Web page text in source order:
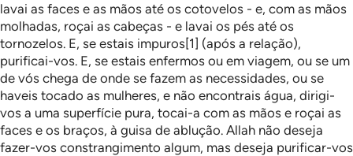
lavai as faces e as mãos até os cotovelos - e, com as mãos
molhadas, roçai as cabeças - e lavai os pés até os
tornozelos. E, se estais impuros[1] (após a relação),
purificai-vos. E, se estais enfermos ou em viagem, ou se um
de vós chega de onde se fazem as necessidades, ou se
haveis tocado as mulheres, e não encontrais água, dirigi-
vos a uma superfície pura, tocai-a com as mãos e roçai as
faces e os braços, à guisa de ablução. Allah não deseja
fazer-vos constrangimento algum, mas deseja purificar-vos